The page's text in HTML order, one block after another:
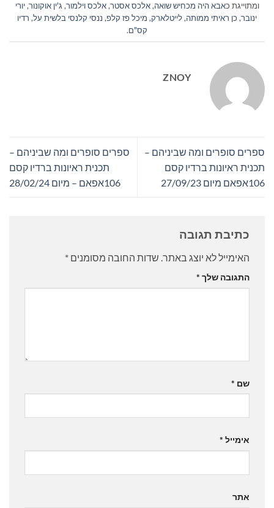
ומתוייגת כאבא היה מכחיש שואה,אלכס אסטר,אלכס וילמור, ג'ין אוקונור,יורי
ינובר, כן ראיתי ממותה,לייטלארק, מיכל פז קלפ, ננסי קלנסי בלשית על, רדיו
קס"ם.
ZNOY
ספרים סופרים ומה שביניהם –
תכנית ראיונות ברדיו קסם
106אפאם מיום 27/09/23
ספרים סופרים ומה שביניהם –
תכנית ראיונות ברדיו קסם
106אפאם – מיום 28/02/24
כתיבת תגובה
האימייל לא יוצג באתר. שדות החובה מסומנים *
התגובה שלך *
שם *
אימייל *
אתר